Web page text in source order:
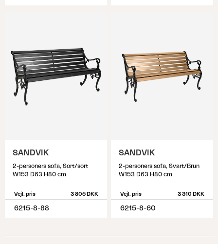
SANDVIK
2-personers sofa, Sort/sort
W153 D63 H80 cm
Vejl. pris 3 805 DKK
6215-8-88
SANDVIK
2-personers sofa, Svart/Brun
W153 D63 H80 cm
Vejl. pris 3 310 DKK
6215-8-60